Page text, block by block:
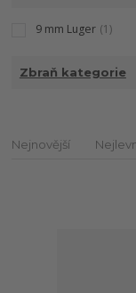
9 mm Luger (1)
Zbraň kategorie
Nejnovější